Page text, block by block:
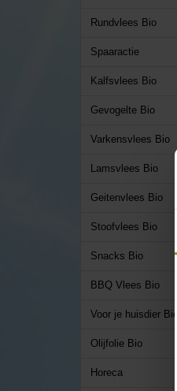
Rundvlees Bio
Spaaractie
Kalfsvlees Bio
Gevogelte Bio
Varkensvlees Bio
Lamsvlees Bio
Geitenvlees Bio
Stoofvlees Bio
Snacks Bio
BBQ Vlees Bio
Voor je huisdier Bio
Olijfolie Bio
Horeca